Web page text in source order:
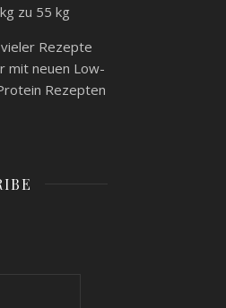
zu 55 kg
Rezepte
mit neuen Low-
Rezepten